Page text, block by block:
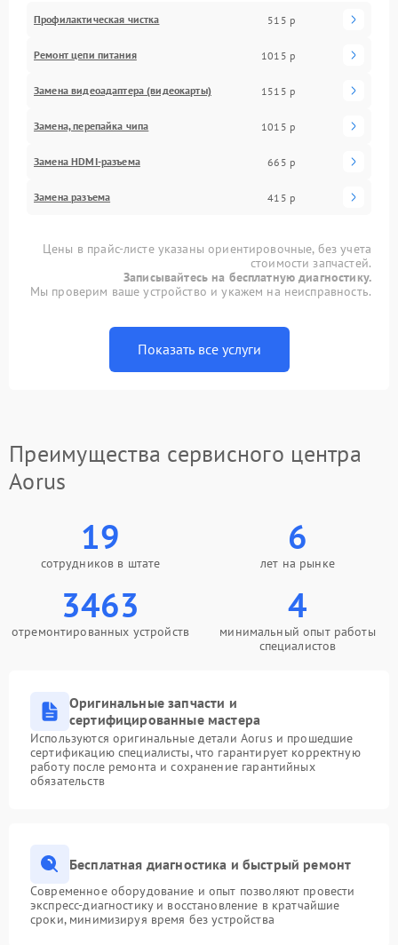
Профилактическая чистка 515 р
Ремонт цепи питания 1015 р
Замена видеоадаптера (видеокарты) 1515 р
Замена, перепайка чипа 1015 р
Замена HDMI-разъема 665 р
Замена разъема 415 р
Цены в прайс-листе указаны ориентировочные, без учета
стоимости запчастей.
Записывайтесь на бесплатную диагностику.
Мы проверим ваше устройство и укажем на неисправность.
Показать все услуги
Преимущества сервисного центра
Aorus
19
сотрудников в штате
6
лет на рынке
3463
отремонтированных устройств
4
минимальный опыт работы
специалистов
Оригинальные запчасти и
сертифицированные мастера
Используются оригинальные детали Aorus и прошедшие
сертификацию специалисты, что гарантирует корректную
работу после ремонта и сохранение гарантийных
обязательств
Бесплатная диагностика и быстрый ремонт
Современное оборудование и опыт позволяют провести
экспресс-диагностику и восстановление в кратчайшие
сроки, минимизируя время без устройства